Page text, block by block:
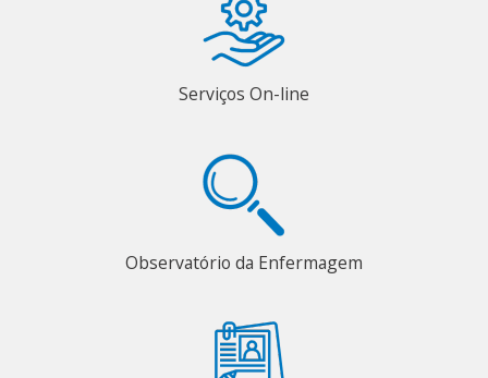
Serviços On-line
Observatório da Enfermagem